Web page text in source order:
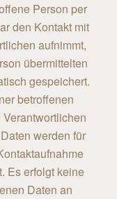
Person per
den Kontakt mit
aufnimmt,
übermittelten
gespeichert.
betroffenen
werden für
Es erfolgt keine
Daten an